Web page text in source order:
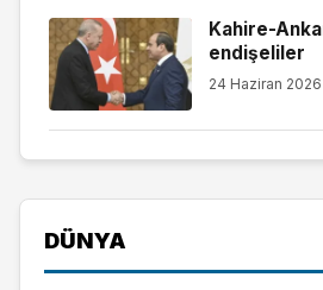
Kahire-
endişeliler
24 Haziran
DÜNYA